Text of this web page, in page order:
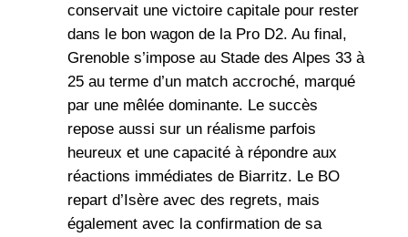
conservait une victoire capitale pour rester
dans le bon wagon de la Pro D2. Au final,
Grenoble s’impose au Stade des Alpes 33 à
25 au terme d’un match accroché, marqué
par une mêlée dominante. Le succès
repose aussi sur un réalisme parfois
heureux et une capacité à répondre aux
réactions immédiates de Biarritz. Le BO
repart d’Isère avec des regrets, mais
également avec la confirmation de sa